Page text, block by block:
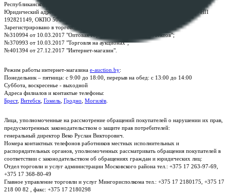
Республиканское унитарное предприятие по оказанию услуг "БелЮрОбеспечение"
Юридический адрес: г. Минск, пр-т. Дзержинского, 1Б, e-mail:
, УНП
192821149, ОКПО 500111895000
Зарегистрировано в торговом реестре Республики Беларусь:
№310994 от 10.03.2017 "Оптовая торговля без торговых объектов";
№370993 от 10.03.2017 "Торговля на аукционах";
№401394 от 27.12.2017 "Интернет-магазин".
Режим работы интернет-магазина e-auction.by:
Понедельник – пятница: с 9:00 до 18:00, перерыв на обед: с 13:00 до 14:00
Суббота, воскресенье - выходной
Адреса филиалов и контактые телефоны:
Брест, Витебск Гомель Гродно Могилёв
Лица, уполномоченные на рассмотрение обращений покупателей о нарушении их прав,
предусмотренных законодательством о защите прав потребителей:
генеральный директор Веко Руслан Викторович.
Номера контактных телефонов работников местных исполнительных и
распорядительных органов, уполномоченных рассматривать обращения покупателей в
соответствии с законодательством об обращениях граждан и юридических лиц:
Отдел торговли и услуг администрации Московского района тел.: +375 17 263-97-69,
+375 17 368-80-49
Главное управление торговли и услуг Мингорисполкома тел.: +375 17 2180175, +375 17
218 00 82 , факс: +375 17 2180298